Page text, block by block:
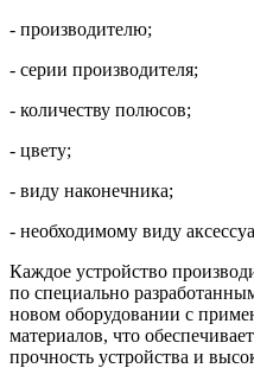
- производителю;
- серии производителя;
- количеству полюсов;
- цвету;
- виду наконечника;
- необходимому виду
Каждое устройство
по специально
новом оборудовании с
материалов, что
прочность устройства и